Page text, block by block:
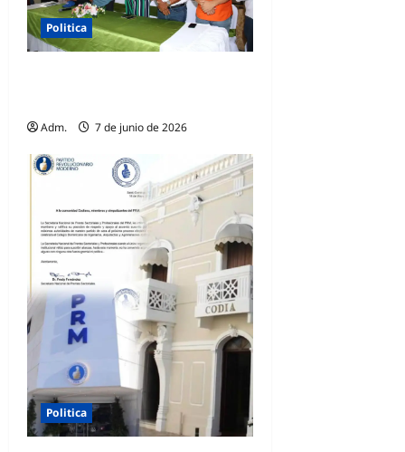
Politica
Adm. 7 de junio de 2026
Politica